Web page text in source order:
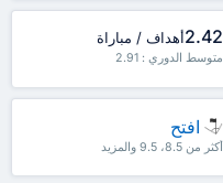
2.42أهداف / مباراة
متوسط الدوري : 2.91
افتح
أكثر من 8.5، 9.5 والمزيد